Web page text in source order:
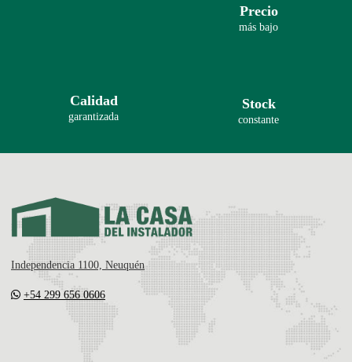
Precio
más bajo
Calidad
garantizada
Stock
constante
Independencia 1100, Neuquén
+54 299 656 0606